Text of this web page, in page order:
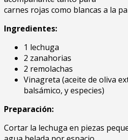
carnes rojas como blancas a la
Ingredientes:
1 lechuga
2 zanahorias
2 remolachas
Vinagreta (aceite de oliva
balsámico, y especies)
Preparación:
Cortar la lechuga en piezas